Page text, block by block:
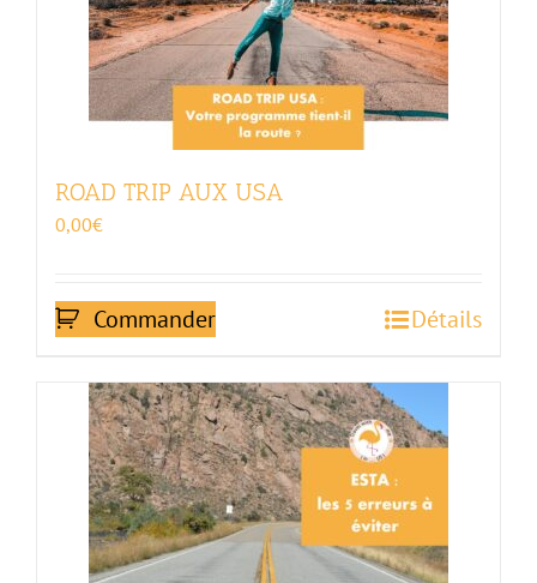
ROAD TRIP AUX USA
0,00€
Commander Détails